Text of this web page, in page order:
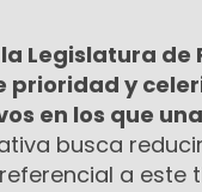
Legislatura de
prioridad y
en los que
busca
a este